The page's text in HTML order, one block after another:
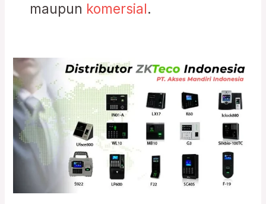
maupun komersial.
Distributor
ZKTeco
Indonesia
PT.Akses
Mandiri
Indonesia